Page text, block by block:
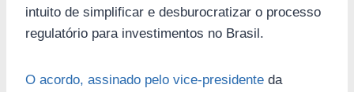
intuito de simplificar e desburocratizar o processo
regulatório para investimentos no Brasil.
O acordo, assinado pelo vice-presidente da